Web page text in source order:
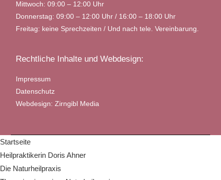
Mittwoch: 09:00 – 12:00 Uhr
Donnerstag: 09:00 – 12:00 Uhr / 16:00 – 18:00 Uhr
Freitag: keine Sprechzeiten / Und nach tele. Vereinbarung.
Rechtliche Inhalte und Webdesign:
Impressum
Datenschutz
Webdesign: Zirngibl Media
Startseite
Heilpraktikerin Doris Ahner
Die Naturheilpraxis